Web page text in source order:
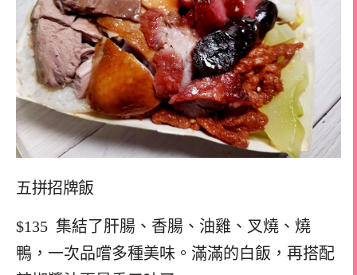
五拼招牌飯
$135 集結了肝腸、香腸、油雞、叉燒、燒
鴨，一次品嚐多種美味。滿滿的白飯，再搭配